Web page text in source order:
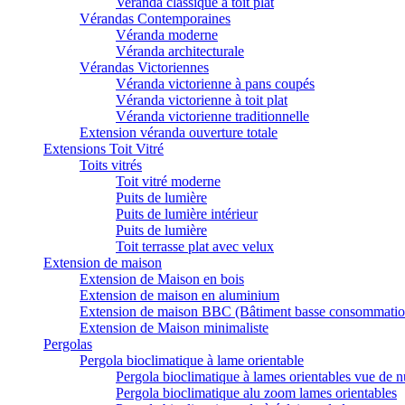
Vérandas Contemporaines
Véranda moderne
Véranda architecturale
Vérandas Victoriennes
Véranda victorienne à pans coupés
Véranda victorienne à toit plat
Véranda victorienne traditionnelle
Extension véranda ouverture totale
Extensions Toit Vitré
Toits vitrés
Toit vitré moderne
Puits de lumière
Puits de lumière intérieur
Puits de lumière
Toit terrasse plat avec velux
Extension de maison
Extension de Maison en bois
Extension de maison en aluminium
Extension de maison BBC (Bâtiment basse
Extension de Maison minimaliste
Pergolas
Pergola bioclimatique à lame orientable
Pergola bioclimatique à lames orientables vue de
Pergola bioclimatique alu zoom lames orientables